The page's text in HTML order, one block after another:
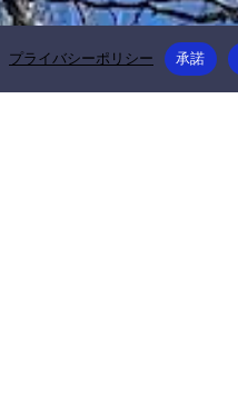
プライバシーポリシー 承諾